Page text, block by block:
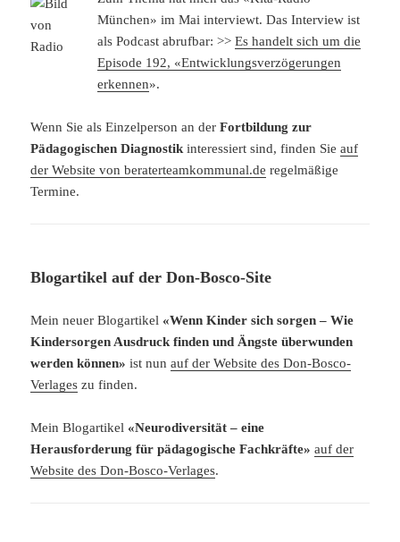
München» im Mai interviewt. Das Interview ist
als Podcast abrufbar: >>Es handelt sich um die
Episode 192, «Entwicklungsverzögerungen
erkennen».
Wenn Sie als Einzelperson an derFortbildung zur
Pädagogischen Diagnostikinteressiert sind, finden Sieauf
der Website von beraterteamkommunal.de regelmäßige
Termine.
Blogartikel auf der Don-Bosco-Site
Mein neuer Blogartikel «Wenn Kinder sich sorgen – Wie
Kindersorgen Ausdruck finden und Ängste überwunden
werden können» ist nunauf der Website des Don-Bosco-
Verlages zu finden.
Mein Blogartikel «Neurodiversität – eine
Herausforderung für pädagogische Fachkräfte» auf der
Website des Don-Bosco-Verlages.